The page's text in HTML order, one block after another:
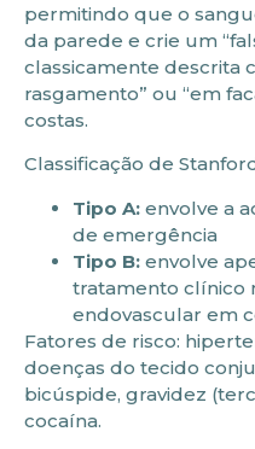
permitindo que o
da parede e crie um
classicamente descrita
rasgamento” ou “em
costas.
Classificação de
Tipo A: envolve a
de emergência
Tipo B: envolve
tratamento clínico
endovascular em
Fatores de risco:
doenças do tecido
bicúspide, gravidez
cocaína.